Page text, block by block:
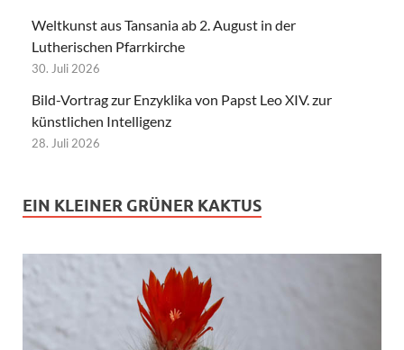
Weltkunst aus Tansania ab 2. August in der
Lutherischen Pfarrkirche
30. Juli 2026
Bild-Vortrag zur Enzyklika von Papst Leo XIV. zur
künstlichen Intelligenz
28. Juli 2026
EIN KLEINER GRÜNER KAKTUS